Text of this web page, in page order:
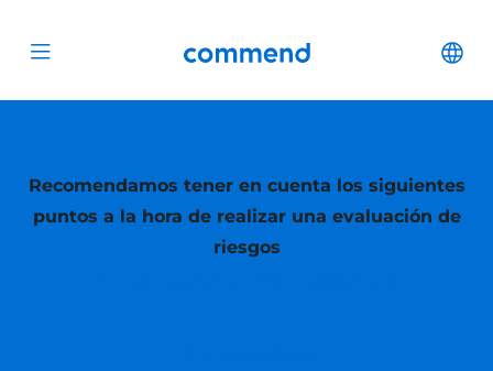
Open menu Commend
Recomendamos tener en cuenta los siguientes
puntos a la hora de realizar una evaluación de
riesgos